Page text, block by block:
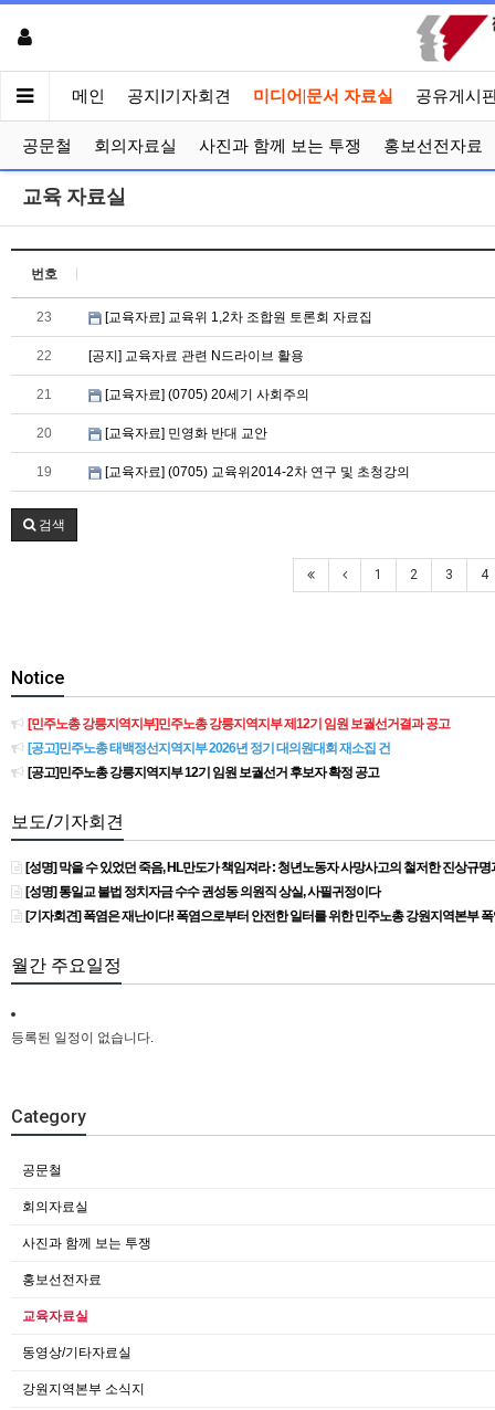
메인 공지|기자회견 미디어|문서 자료실 공유게시
공문철 회의자료실 사진과 함께 보는 투쟁 홍보선전자료
교육 자료실
번호
23 [교육자료] 교육위 1,2차 조합원 토론회 자료집
22 [공지] 교육자료 관련 N드라이브 활용
21 [교육자료] (0705) 20세기 사회주의
20 [교육자료] 민영화 반대 교안
19 [교육자료] (0705) 교육위2014-2차 연구 및 초청강의
검색
1 2 3 4
Notice
[민주노총 강릉지역지부]민주노총 강릉지역지부 제12기 임원 보궐선거결과 공고
[공고]민주노총 태백정선지역지부 2026년 정기 대의원대회 재소집 건
[공고]민주노총 강릉지역지부 12기 임원 보궐선거 후보자 확정 공고
보도/기자회견
[성명] 막을 수 있었던 죽음, HL만도가 책임져라 : 청년노동자 사망사고의 철저한 진상규
[성명] 통일교 불법 정치자금 수수 권성동 의원직 상실, 사필귀정이다
[기자회견] 폭염은 재난이다! 폭염으로부터 안전한 일터를 위한 민주노총 강원지역본부
월간 주요일정
등록된 일정이 없습니다.
Category
공문철
회의자료실
사진과 함께 보는 투쟁
홍보선전자료
교육자료실
동영상/기타자료실
강원지역본부 소식지